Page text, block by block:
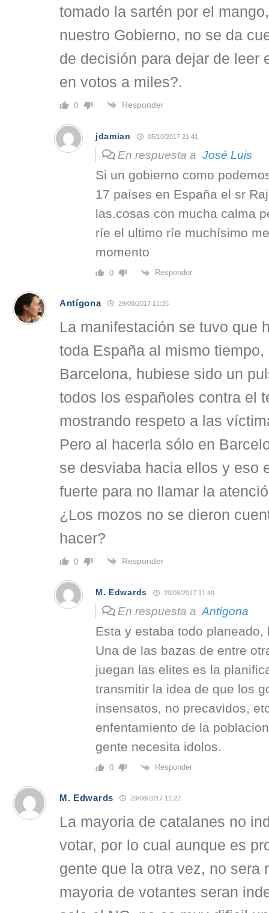
tomado la sartén por el
nuestro Gobierno, no se da
de decisión para dejar de leer
en votos a miles?.
0 Responder
jdamian 05/10/2017 21:41
En respuesta a José Luis
Si un gobierno como
17 países en España el sr
las.cosas con mucha calma
ríe el ultimo ríe muchísimo
momento
0 Responder
Antígona 29/08/2017 11:35
La manifestación se tuvo que
toda España al mismo
Barcelona, hubiese sido un
todos los españoles contra el
mostrando respeto a las
Pero al hacerla sólo en
se desviaba hacia ellos y eso
fuerte para no llamar la
¿Los mozos no se dieron
hacer?
0 Responder
M. Edwards 29/08/2017 11:49
En respuesta aAntígona
Esta y estaba todo
Una de las bazas de entre
juegan las elites es la
transmitir la idea de que los
insensatos, no precavidos,
enfentamiento de la
gente necesita idolos.
0 Responder
M. Edwards 29/08/2017 11:22
La mayoria de catalanes no
votar, por lo cual aunque es
gente que la otra vez, no sera
mayoria de votantes seran